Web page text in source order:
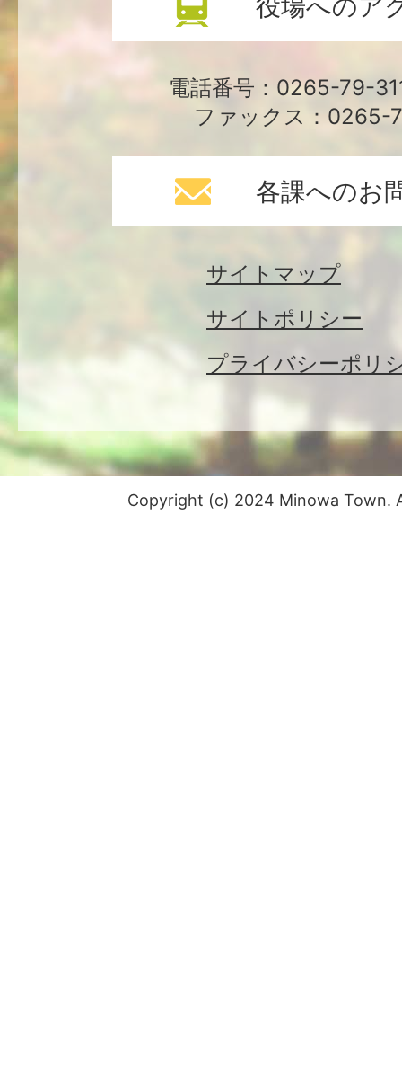
電話番号：0265-79-
ファックス：0265-
各課へのお
サイトマップ
サイトポリシー
プライバシーポリ
Copyright (c) 2024 Minowa Town.